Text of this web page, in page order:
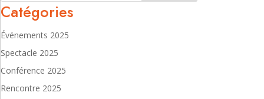
Catégories
Événements 2025
Spectacle 2025
Conférence 2025
Rencontre 2025